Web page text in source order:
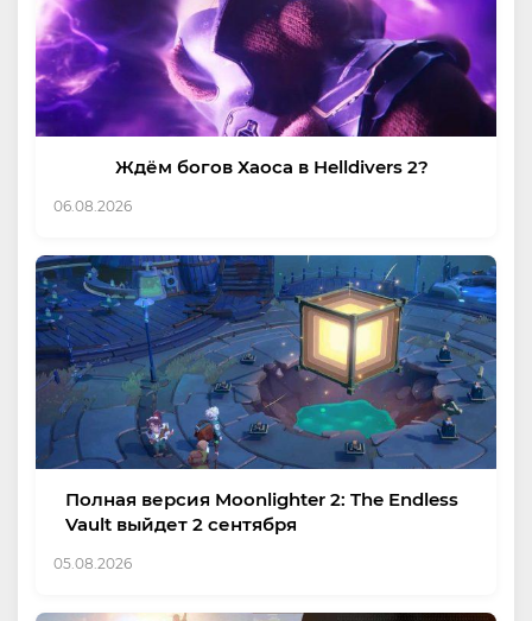
Ждём богов Хаоса в Helldivers 2?
06.08.2026
Полная версия Moonlighter 2: The Endless
Vault выйдет 2 сентября
05.08.2026